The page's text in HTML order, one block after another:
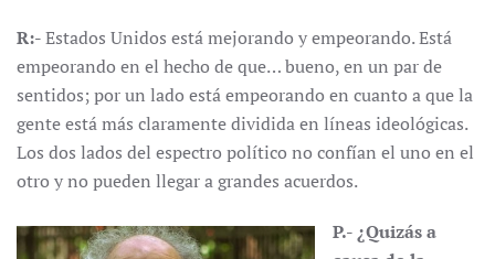
R:-Estados Unidos está mejorando y empeorando. Está
empeorando en el hecho de que… bueno, en un par de
sentidos; por un lado está empeorando en cuanto a que la
gente está más claramente dividida en líneas ideológicas.
Los dos lados del espectro político no confían el uno en el
otro y no pueden llegar a grandes acuerdos.
P.- ¿Quizás a